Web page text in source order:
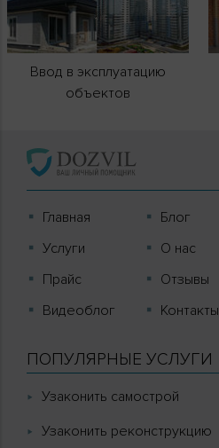
Ввод в эксплуатацию
объектов
Главная
Услуги
Прайс
Видеоблог
Блог
О нас
Отзывы
Контакты
ПОПУЛЯРНЫЕ УСЛУГИ
Узаконить самострой
Узаконить реконструкцию